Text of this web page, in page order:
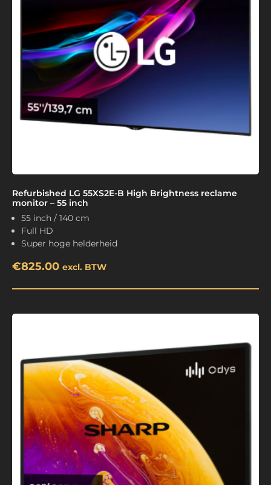
Refurbished LG 55XS2E-B High Brightness reclame
monitor – 55 inch
55 inch / 140 cm
Full HD
Super hoge helderheid
€825.00 excl. BTW